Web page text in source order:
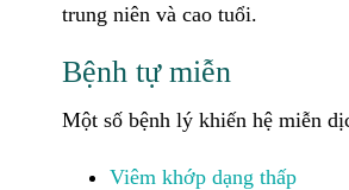
trung niên và cao tuổi.
Bệnh tự miễn
Một số bệnh lý khiến hệ miễn
Viêm khớp dạng thấp